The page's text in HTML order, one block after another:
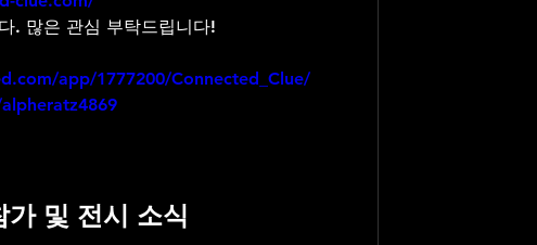
. 많은 관심 부탁드립니다!
app/1777200/Connected_Clue/
및 전시 소식